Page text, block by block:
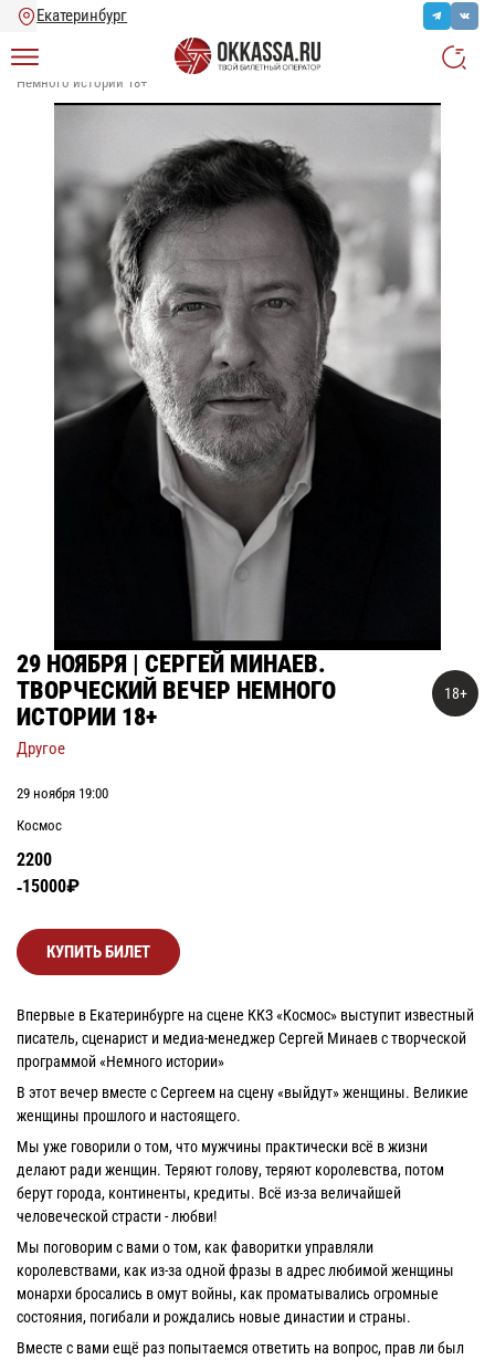
Главная Другое / 29 ноября | Сергей Минаев. Творческий вечер
Немного истории 18+
29 НОЯБРЯ | СЕРГЕЙ МИНАЕВ.
ТВОРЧЕСКИЙ ВЕЧЕР НЕМНОГО
ИСТОРИИ 18+
18+
Другое
29 ноября 19:00
2200
15000₽
Космос
КУПИТЬ БИЛЕТ
Впервые в Екатеринбурге на сцене ККЗ «Космос» выступит известный
писатель, сценарист и медиа-менеджер Сергей Минаев с творческой
программой «Немного истории»
В этот вечер вместе с Сергеем на сцену «выйдут» женщины. Великие
женщины прошлого и настоящего.
Мы уже говорили о том, что мужчины практически всё в жизни
делают ради женщин. Теряют голову, теряют королевства, потом
берут города, континенты, кредиты. Всё из-за величайшей
человеческой страсти - любви!
Мы поговорим с вами о том, как фаворитки управляли
королевствами, как из-за одной фразы в адрес любимой женщины
монархи бросались в омут войны, как проматывались огромные
состояния, погибали и рождались новые династии и страны.
Вместе с вами ещё раз попытаемся ответить на вопрос, прав ли был